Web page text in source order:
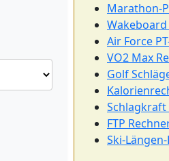
Marathon-
Air Force
VO2 Max
Golf
Schlagkraft
FTP
Ski-